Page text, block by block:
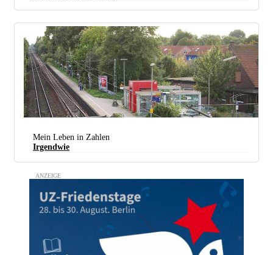
Grafik: publikationen-bundesregierung.de
Der Bahnhof von Kamen-Methler. Wer möchte hier nicht Vizemeister sein? (Foto: Rainer Knäpper,
Free Art License (http://artlibre.org/licence/lal/en/) )
Mein Leben in Zahlen
Irgendwie